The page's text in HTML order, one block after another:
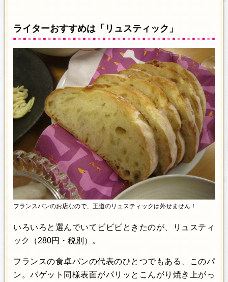
ライターおすすめは「リュスティック」
フランスパンのお店なので、王道のリュスティックは外せません！
いろいろと選んでいてビビビときたのが、リュスティ
ック（280円・税別）。
フランスの食卓パンの代表のひとつでもある、このパ
ン。バゲット同様表面がパリッとこんがり焼き上がっ